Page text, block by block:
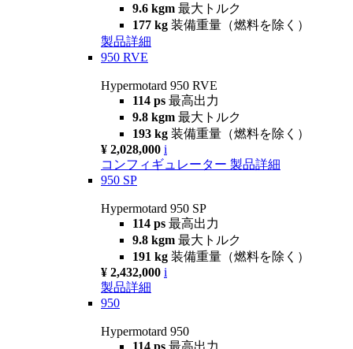
9.6 kgm 最大トルク
177 kg 装備重量（燃料を除く）
製品詳細
950 RVE
Hypermotard 950 RVE
114 ps 最高出力
9.8 kgm 最大トルク
193 kg 装備重量（燃料を除く）
¥ 2,028,000 i
コンフィギュレーター 製品詳細
950 SP
Hypermotard 950 SP
114 ps 最高出力
9.8 kgm 最大トルク
191 kg 装備重量（燃料を除く）
¥ 2,432,000 i
製品詳細
950
Hypermotard 950
114 ps 最高出力